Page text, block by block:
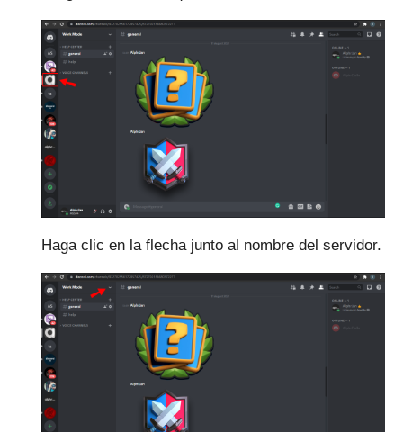
Haga clic en la flecha junto al nombre del servidor.